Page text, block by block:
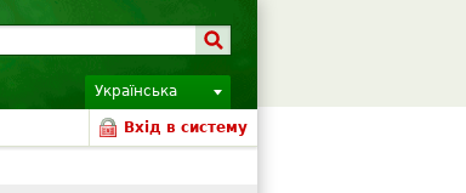
Українська
Вхід в систему